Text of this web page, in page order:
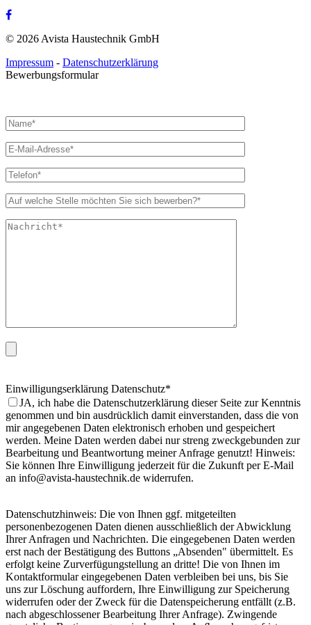
© 2026 Avista Haustechnik GmbH
Impressum - Datenschutzerklärung
Bewerbungsformular
Einwilligungserklärung Datenschutz*
JA, ich habe die Datenschutzerklärung dieser Seite zur Kenntnis
genommen und bin ausdrücklich damit einverstanden, dass die von
mir angegebenen Daten elektronisch erhoben und gespeichert
werden. Meine Daten werden dabei nur streng zweckgebunden zur
Bearbeitung und Beantwortung meiner Anfrage genutzt! Hinweis:
Sie können Ihre Einwilligung jederzeit für die Zukunft per E-Mail
an info@avista-haustechnik.de widerrufen.
Datenschutzhinweis: Die von Ihnen ggf. mitgeteilten
personenbezogenen Daten dienen ausschließlich der Abwicklung
Ihrer Anfragen und Nachrichten. Die eingegebenen Daten werden
erst nach der Bestätigung des Buttons „Absenden" übermittelt. Es
erfolgt keine Zurverfügungstellung an dritte! Die von Ihnen im
Kontaktformular eingegebenen Daten verbleiben bei uns, bis Sie
uns zur Löschung auffordern, Ihre Einwilligung zur Speicherung
widerrufen oder der Zweck für die Datenspeicherung entfällt (z.B.
nach abgeschlossener Bearbeitung Ihrer Anfrage). Zwingende